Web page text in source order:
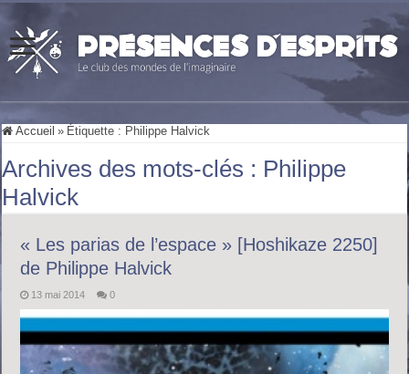
Accueil » Étiquette : Philippe Halvick
Archives des mots-clés : Philippe
Halvick
« Les parias de l’espace » [Hoshikaze 2250]
de Philippe Halvick
13 mai 2014 0